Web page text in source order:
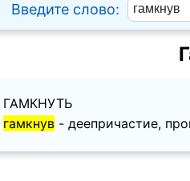
Введите слово:
ГАМКНУТЬ
гамкнув - деепричастие,